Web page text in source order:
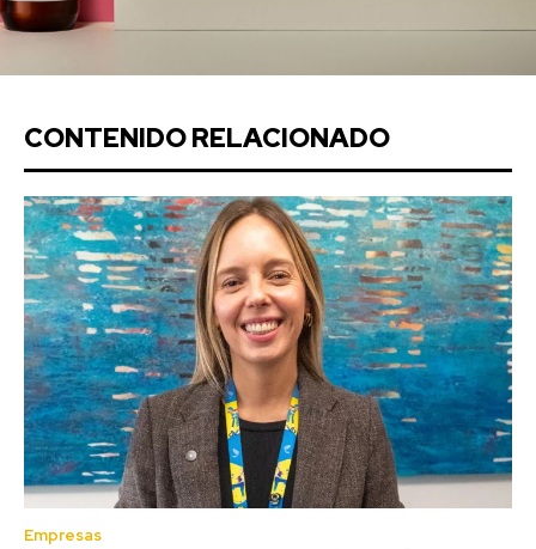
CONTENIDO RELACIONADO
Empresas